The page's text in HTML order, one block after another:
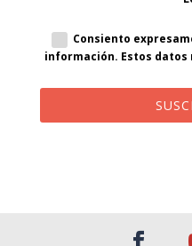
Consiento
información. Estos datos